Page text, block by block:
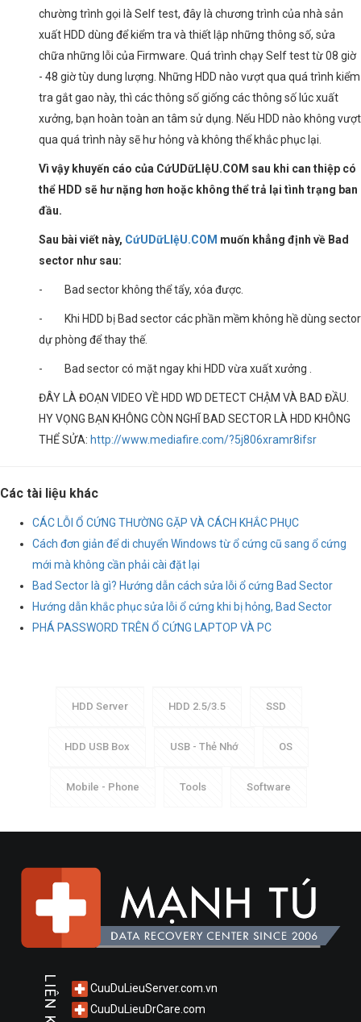
chường trình gọi là Self test, đây là chương trình của nhà sản
xuất HDD dùng để kiểm tra và thiết lập những thông số, sửa
chữa những lỗi của Firmware. Quá trình chạy Self test từ 08 giờ
- 48 giờ tùy dung lượng. Những HDD nào vượt qua quá trình kiểm
tra gắt gao này, thì các thông số giống các thông số lúc xuất
xưởng, bạn hoàn toàn an tâm sử dụng. Nếu HDD nào không vượt
qua quá trình này sẽ hư hỏng và không thể khắc phục lại.
Vì vậy khuyến cáo của CứUDữLIệU.COM sau khi can thiệp có
thể HDD sẽ hư nặng hơn hoặc không thể trả lại tình trạng ban
đầu.
Sau bài viết này, CứUDữLIệU.COM muốn khẳng định về Bad
sector như sau:
- Bad sector không thể tẩy, xóa được.
- Khi HDD bị Bad sector các phần mềm không hề dùng sector
dự phòng để thay thế.
- Bad sector có mặt ngay khi HDD vừa xuất xưởng .
ĐÂY LÀ ĐOẠN VIDEO VỀ HDD WD DETECT CHẬM VÀ BAD ĐẦU.
HY VỌNG BẠN KHÔNG CÒN NGHĨ BAD SECTOR LÀ HDD KHÔNG
THỂ SỬA: http://www.mediafire.com/?5j806xramr8ifsr
Các tài liệu khác
CÁC LỖI Ổ CỨNG THƯỜNG GẶP VÀ CÁCH KHẮC PHỤC
Cách đơn giản để di chuyển Windows từ ổ cứng cũ sang ổ cứng
mới mà không cần phải cài đặt lại
Bad Sector là gì? Hướng dẫn cách sửa lỗi ổ cứng Bad Sector
Hướng dẫn khắc phục sửa lỗi ổ cứng khi bị hỏng, Bad Sector
PHÁ PASSWORD TRÊN Ổ CỨNG LAPTOP VÀ PC
HDD Server HDD 2.5/3.5 SSD
HDD USB Box USB - Thẻ Nhớ OS
Mobile - Phone Tools Software
CuuDuLieuServer.com.vn
CuuDuLieuDrCare.com